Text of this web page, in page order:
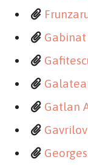
Gatlan